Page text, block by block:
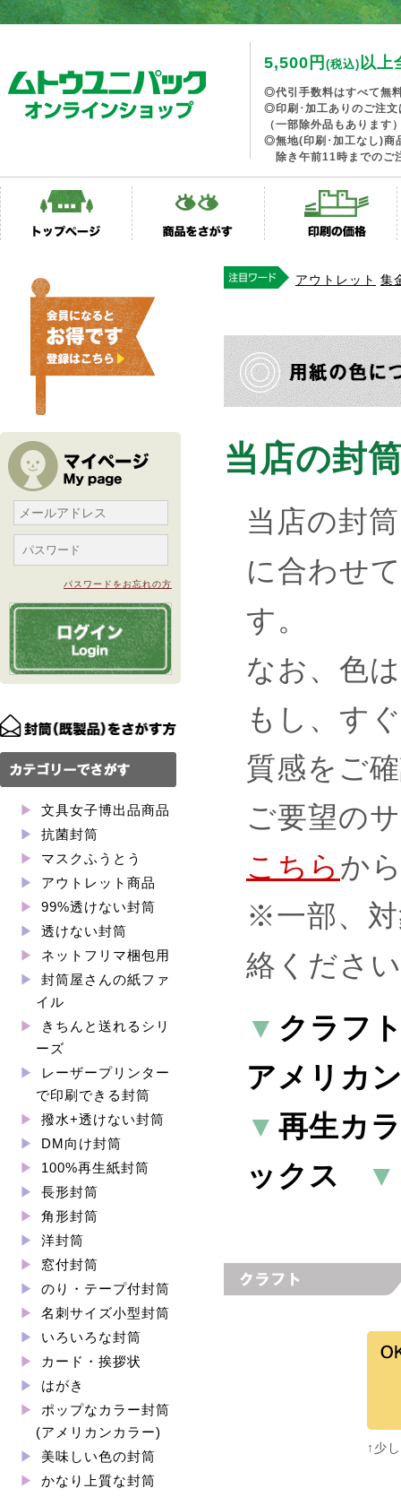
5,500円 (税込)以上
◎代引手数料はすべて無
◎印刷･加工ありのご注文
（一部除外品もあります
◎無地(印刷･加工なし)商
除き午前11時までのご
パスワードをお忘れの方
文具女子博出品商品
抗菌封筒
マスクふうとう
アウトレット商品
99%透けない封筒
透けない封筒
ネットフリマ梱包用
封筒屋さんの紙ファ
イル
きちんと送れるシリ
ーズ
レーザープリンター
で印刷できる封筒
撥水+透けない封筒
DM向け封筒
100%再生紙封筒
長形封筒
角形封筒
洋封筒
窓付封筒
のり・テープ付封筒
名刺サイズ小型封筒
いろいろな封筒
カード・挨拶状
はがき
ポップなカラー封筒
(アメリカンカラー)
美味しい色の封筒
かなり上質な封筒
アウトレット 集
当店の封
当店の封
に合わせ
す。
なお、色
もし、す
質感をご
ご要望の
こちら か
※一部、
絡くださ
クラフ
アメリカ
再生カ
ックス
↑少